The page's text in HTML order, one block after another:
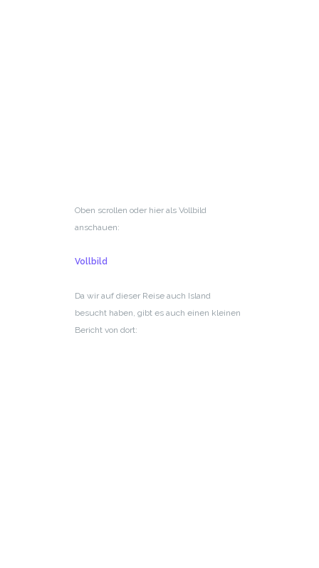
Oben scrollen oder hier als Vollbild
anschauen:
Vollbild
Da wir auf dieser Reise auch Island
besucht haben, gibt es auch einen kleinen
Bericht von dort: